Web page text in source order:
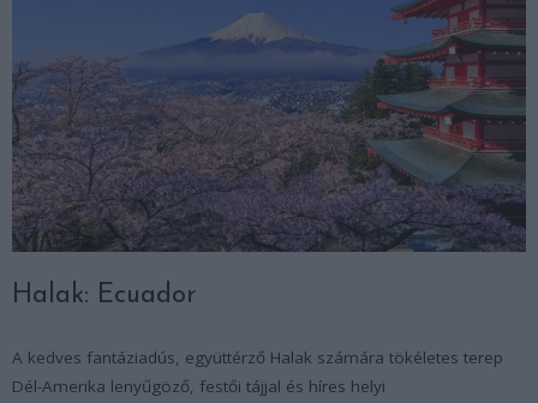
Halak: Ecuador
A kedves fantáziadús, együttérző Halak számára tökéletes terep
Dél-Amerika lenyűgöző, festői tájjal és híres helyi